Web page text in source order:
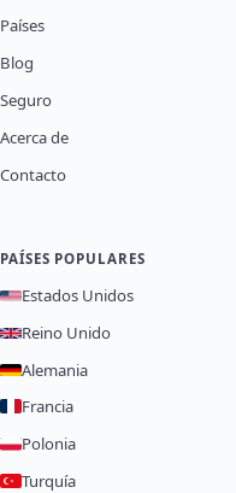
Países
Blog
Seguro
Acerca de
Contacto
PAÍSES POPULARES
Estados Unidos
Reino Unido
Alemania
Francia
Polonia
Turquía